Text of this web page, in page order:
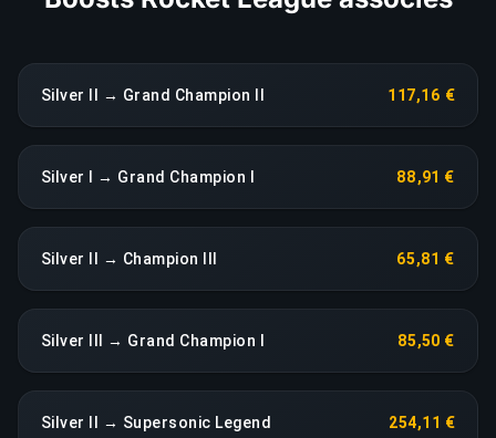
Silver II → Grand Champion II 117,16 €
Silver I → Grand Champion I 88,91 €
Silver II → Champion III 65,81 €
Silver III → Grand Champion I 85,50 €
Silver II → Supersonic Legend 254,11 €